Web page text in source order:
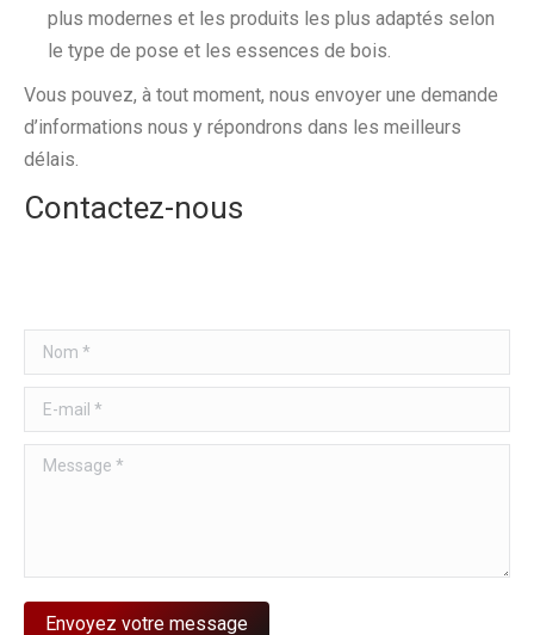
plus modernes et les produits les plus adaptés selon
le type de pose et les essences de bois.
Vous pouvez, à tout moment, nous envoyer une demande
d’informations nous y répondrons dans les meilleurs
délais.
Contactez-nous
Nom *
E-mail *
Message *
Envoyez votre message